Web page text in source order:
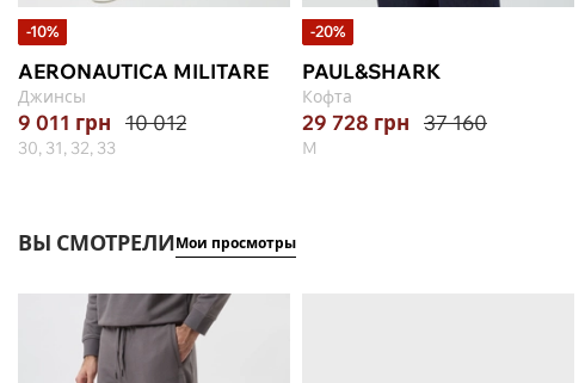
-10%
AERONAUTICA MILITARE
Джинсы
9 011 грн 10 012
30, 31, 32, 33
-20%
PAUL&SHARK
Кофта
29 728 грн 37 160
M
ВЫ СМОТРЕЛИМои просмотры